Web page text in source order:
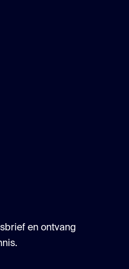
en ontvang